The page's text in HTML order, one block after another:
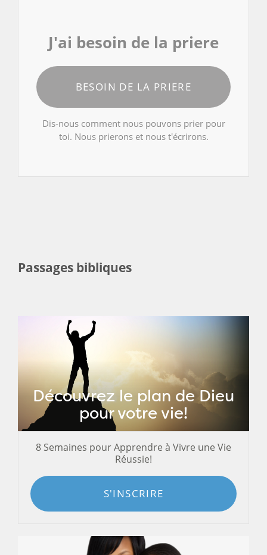
J'ai besoin de la priere
BESOIN DE LA PRIERE
Dis-nous comment nous pouvons prier pour
toi. Nous prierons et nous t'écrirons.
Passages bibliques
Découvrez le plan de Dieu
pour votre vie!
8 Semaines pour Apprendre à Vivre une Vie
Réussie!
S'INSCRIRE